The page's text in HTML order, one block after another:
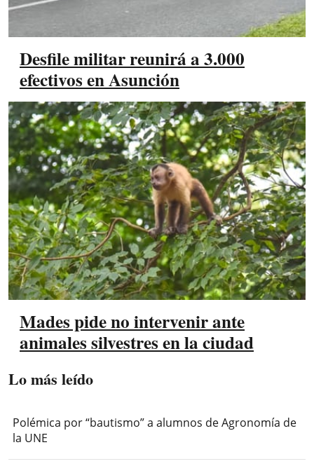
Desfile militar reunirá a 3.000
efectivos en Asunción
Mades pide no intervenir ante
animales silvestres en la ciudad
Lo más leído
Polémica por “bautismo” a alumnos de Agronomía de
la UNE